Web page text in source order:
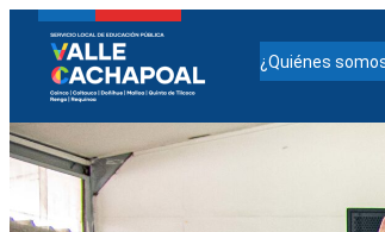
¿Quiénes